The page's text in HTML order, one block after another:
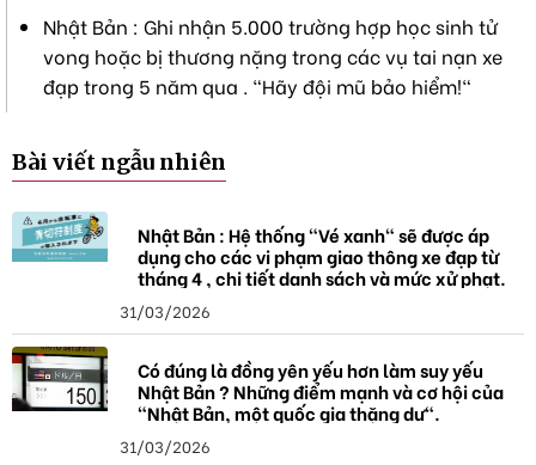
Nhật Bản : Ghi nhận 5.000 trường hợp học sinh tử
vong hoặc bị thương nặng trong các vụ tai nạn xe
đạp trong 5 năm qua . "Hãy đội mũ bảo hiểm!"
Bài viết ngẫu nhiên
Nhật Bản : Hệ thống "Vé xanh" sẽ được áp
dụng cho các vi phạm giao thông xe đạp từ
tháng 4 , chi tiết danh sách và mức xử phạt.
31/03/2026
Có đúng là đồng yên yếu hơn làm suy yếu
Nhật Bản ? Những điểm mạnh và cơ hội của
"Nhật Bản, một quốc gia thặng dư".
31/03/2026